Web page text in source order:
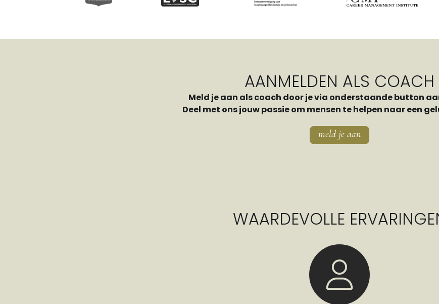
AANMELDEN ALS COACH
Meld je aan als coach door je via onderstaande button
Deel met ons jouw passie om mensen te helpen naar een
meld je aan
WAARDEVOLLE